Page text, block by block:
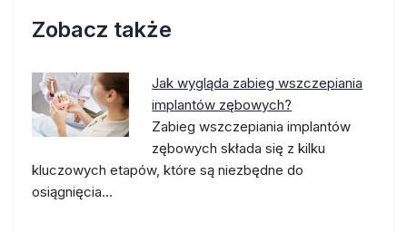
Zobacz także
Jak wygląda zabieg wszczepiania
implantów zębowych?
Zabieg wszczepiania implantów
zębowych składa się z kilku
kluczowych etapów, które są niezbędne do
osiągnięcia…